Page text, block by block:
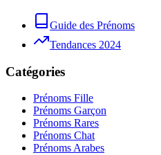
Guide des Prénoms
Tendances 2024
Catégories
Prénoms Fille
Prénoms Garçon
Prénoms Rares
Prénoms Chat
Prénoms Arabes